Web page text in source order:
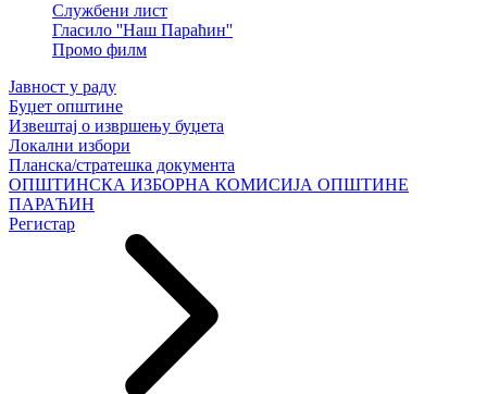
Службени лист
Гласило ''Наш Параћин''
Промо филм
Јавност у раду
Буџет општине
Извештај о извршењу буџета
Локални избори
Планска/стратешка документа
ОПШТИНСКА ИЗБОРНА КОМИСИЈА ОПШТИНЕ
ПАРАЋИН
Регистар